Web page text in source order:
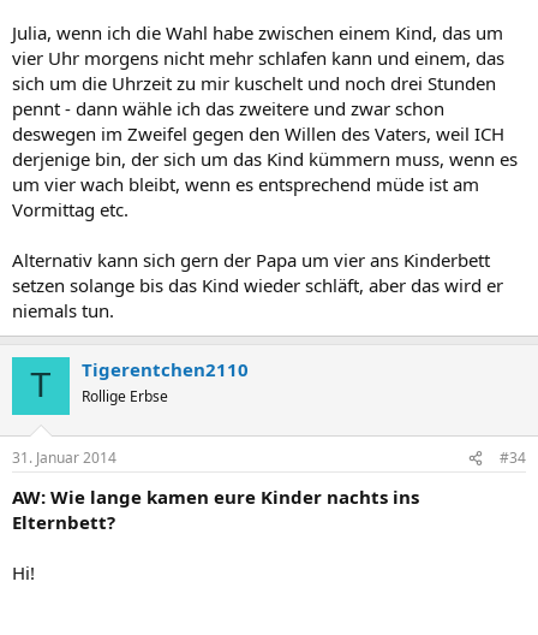
r
Julia, wenn ich die Wahl habe zwischen einem Kind, das um
vier Uhr morgens nicht mehr schlafen kann und einem, das
sich um die Uhrzeit zu mir kuschelt und noch drei Stunden
pennt - dann wähle ich das zweitere und zwar schon
deswegen im Zweifel gegen den Willen des Vaters, weil ICH
derjenige bin, der sich um das Kind kümmern muss, wenn es
um vier wach bleibt, wenn es entsprechend müde ist am
Vormittag etc.
Alternativ kann sich gern der Papa um vier ans Kinderbett
setzen solange bis das Kind wieder schläft, aber das wird er
niemals tun.
T Tigerentchen2110
Rollige Erbse
31. Januar 2014 #34
AW: Wie lange kamen eure Kinder nachts ins
Elternbett?
Hi!